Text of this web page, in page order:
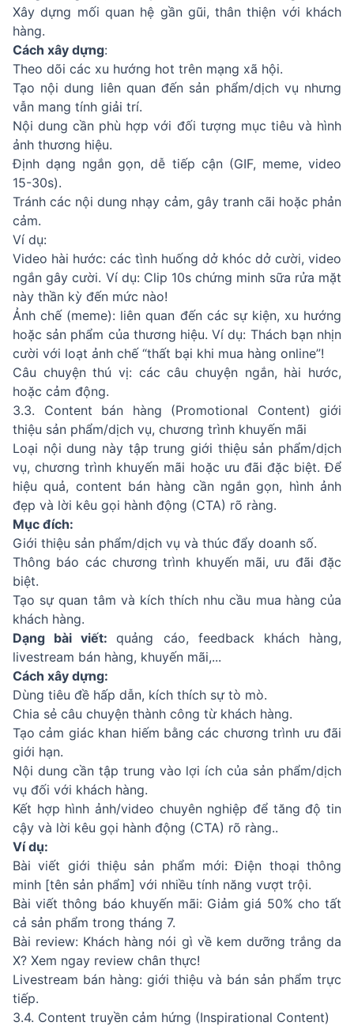
Xây dựng mối quan hệ gần gũi, thân thiện với khách
hàng.
Cách xây dựng:
Theo dõi các xu hướng hot trên mạng xã hội.
Tạo nội dung liên quan đến sản phẩm/dịch vụ nhưng
vẫn mang tính giải trí.
Nội dung cần phù hợp với đối tượng mục tiêu và hình
ảnh thương hiệu.
Định dạng ngắn gọn, dễ tiếp cận (GIF, meme, video
15-30s).
Tránh các nội dung nhạy cảm, gây tranh cãi hoặc phản
cảm.
Ví dụ:
Video hài hước: các tình huống dở khóc dở cười, video
ngắn gây cười. Ví dụ: Clip 10s chứng minh sữa rửa mặt
này thần kỳ đến mức nào!
Ảnh chế (meme): liên quan đến các sự kiện, xu hướng
hoặc sản phẩm của thương hiệu. Ví dụ: Thách bạn nhịn
cười với loạt ảnh chế “thất bại khi mua hàng online”!
Câu chuyện thú vị: các câu chuyện ngắn, hài hước,
hoặc cảm động.
3.3. Content bán hàng (Promotional Content) giới
thiệu sản phẩm/dịch vụ, chương trình khuyến mãi
Loại nội dung này tập trung giới thiệu sản phẩm/dịch
vụ, chương trình khuyến mãi hoặc ưu đãi đặc biệt. Để
hiệu quả, content bán hàng cần ngắn gọn, hình ảnh
đẹp và lời kêu gọi hành động (CTA) rõ ràng.
Mục đích:
Giới thiệu sản phẩm/dịch vụ và thúc đẩy doanh số.
Thông báo các chương trình khuyến mãi, ưu đãi đặc
biệt.
Tạo sự quan tâm và kích thích nhu cầu mua hàng của
khách hàng.
Dạng bài viết:quảng cáo, feedback khách hàng,
livestream bán hàng, khuyến mãi,...
Cách xây dựng:
Dùng tiêu đề hấp dẫn, kích thích sự tò mò.
Chia sẻ câu chuyện thành công từ khách hàng.
Tạo cảm giác khan hiếm bằng các chương trình ưu đãi
giới hạn.
Nội dung cần tập trung vào lợi ích của sản phẩm/dịch
vụ đối với khách hàng.
Kết hợp hình ảnh/video chuyên nghiệp để tăng độ tin
cậy và lời kêu gọi hành động (CTA) rõ ràng..
Ví dụ:
Bài viết giới thiệu sản phẩm mới: Điện thoại thông
minh [tên sản phẩm] với nhiều tính năng vượt trội.
Bài viết thông báo khuyến mãi: Giảm giá 50% cho tất
cả sản phẩm trong tháng 7.
Bài review: Khách hàng nói gì về kem dưỡng trắng da
X? Xem ngay review chân thực!
Livestream bán hàng: giới thiệu và bán sản phẩm trực
tiếp.
3.4. Content truyền cảm hứng (Inspirational Content)